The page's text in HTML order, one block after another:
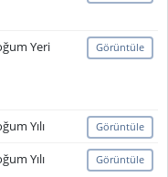
Yeri Görüntüle
Yılı Görüntüle
Yılı Görüntüle